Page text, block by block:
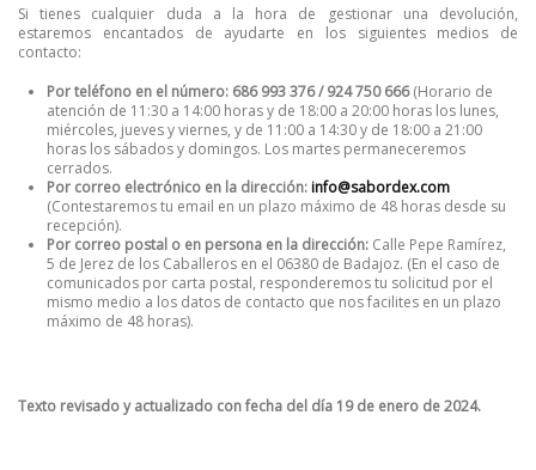
Si tienes cualquier duda a la hora de gestionar una devolución,
estaremos encantados de ayudarte en los siguientes medios de
contacto:
Por teléfono en el número: 686 993 376 / 924 750 666(Horario de
atención de 11:30 a 14:00 horas y de 18:00 a 20:00 horas los lunes,
miércoles, jueves y viernes, y de 11:00 a 14:30 y de 18:00 a 21:00
horas los sábados y domingos. Los martes permaneceremos
cerrados.
Por correo electrónico en la dirección: info@sabordex.com
(Contestaremos tu email en un plazo máximo de 48 horas desde su
recepción).
Por correo postal o en persona en la dirección: Calle Pepe Ramírez,
5 de Jerez de los Caballeros en el 06380 de Badajoz. (En el caso de
comunicados por carta postal, responderemos tu solicitud por el
mismo medio a los datos de contacto que nos facilites en un plazo
máximo de 48 horas).
Texto revisado y actualizado con fecha del día 19 de enero de 2024.